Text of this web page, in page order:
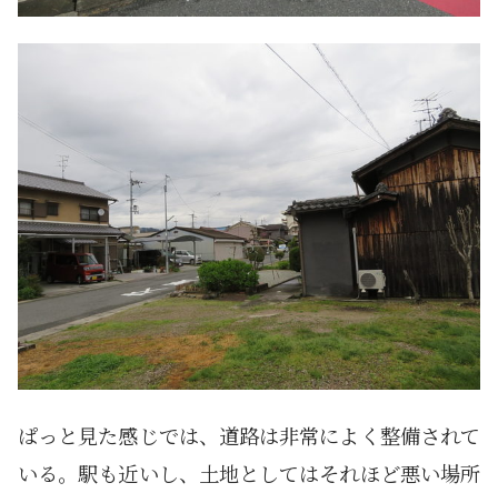
ぱっと見た感じでは、道路は非常によく整備されて
いる。駅も近いし、土地としてはそれほど悪い場所